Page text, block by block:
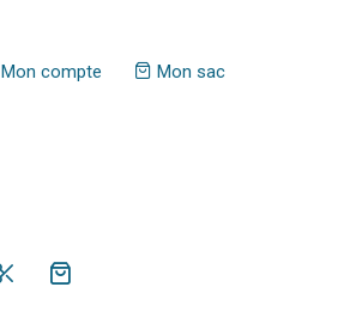
Mon compte Mon sac